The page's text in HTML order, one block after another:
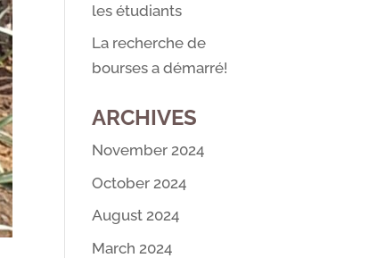
les étudiants
La recherche de
bourses a démarré!
ARCHIVES
November 2024
October 2024
August 2024
March 2024